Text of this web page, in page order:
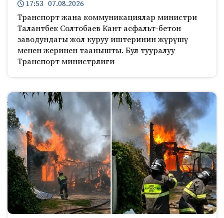
17:53 07.08.2026
Транспорт жана коммуникациялар министри
Талантбек Солтобаев Кант асфальт-бетон
заводундагы жол куруу иштеринин жүрүшү
менен жеринен таанышты. Бул тууралуу
Транспорт министрлиги